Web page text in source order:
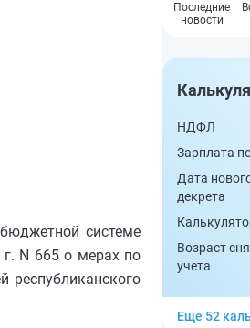
системе
г. N 665 о мерах по
республиканского
Последние
новости
НДФЛ
Зарплата
Дата
декрета
Возраст
учета
Еще 52